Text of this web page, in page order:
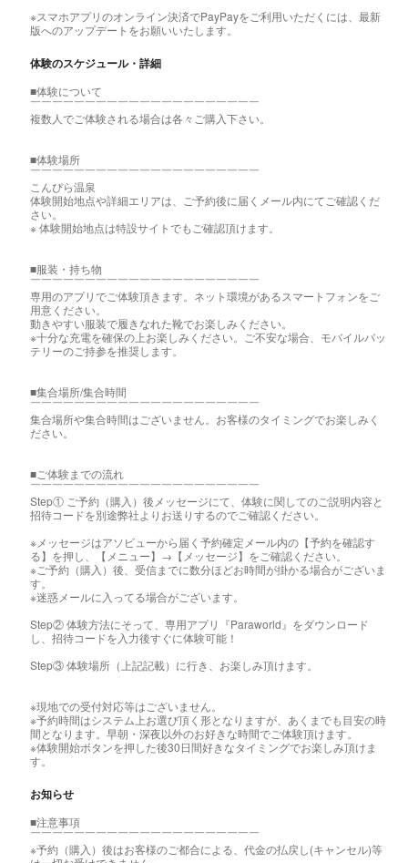
※スマホアプリのオンライン決済でPayPayをご利用いただくには、最新
版へのアップデートをお願いいたします。
体験のスケジュール・詳細
■体験について
￣￣￣￣￣￣￣￣￣￣￣￣￣￣￣￣￣￣￣￣￣
複数人でご体験される場合は各々ご購入下さい。
■体験場所
￣￣￣￣￣￣￣￣￣￣￣￣￣￣￣￣￣￣￣￣￣
こんぴら温泉
体験開始地点や詳細エリアは、ご予約後に届くメール内にてご確認くだ
さい。
※ 体験開始地点は特設サイトでもご確認頂けます。
■服装・持ち物
￣￣￣￣￣￣￣￣￣￣￣￣￣￣￣￣￣￣￣￣￣
専用のアプリでご体験頂きます。ネット環境があるスマートフォンをご
用意ください。
動きやすい服装で履きなれた靴でお楽しみください。
※十分な充電を確保の上お楽しみください。ご不安な場合、モバイルバッ
テリーのご持参を推奨します。
■集合場所/集合時間
￣￣￣￣￣￣￣￣￣￣￣￣￣￣￣￣￣￣￣￣￣
集合場所や集合時間はございません。お客様のタイミングでお楽しみく
ださい。
■ご体験までの流れ
￣￣￣￣￣￣￣￣￣￣￣￣￣￣￣￣￣￣￣￣￣
Step① ご予約（購入）後メッセージにて、体験に関してのご説明内容と
招待コードを別途弊社よりお送りするのでご確認ください。
※メッセージはアソビューから届く予約確定メール内の【予約を確認す
る】を押し、【メニュー】→【メッセージ】をご確認ください。
※ご予約（購入）後、受信までに数分ほどお時間が掛かる場合がございま
す。
※迷惑メールに入ってる場合がございます。
Step② 体験方法にそって、専用アプリ『Paraworld』をダウンロード
し、招待コードを入力後すぐに体験可能！
Step③ 体験場所（上記記載）に行き、お楽しみ頂けます。
※現地での受付対応等はございません。
※予約時間はシステム上お選び頂く形となりますが、あくまでも目安の時
間となります。早朝・深夜以外のお好きな時間でご体験頂けます。
※体験開始ボタンを押した後30日間好きなタイミングでお楽しみ頂けま
す。
お知らせ
■注意事項
￣￣￣￣￣￣￣￣￣￣￣￣￣￣￣￣￣￣￣￣￣
※予約（購入）後はお客様のご都合による、代金の払戻し(キャンセル)等